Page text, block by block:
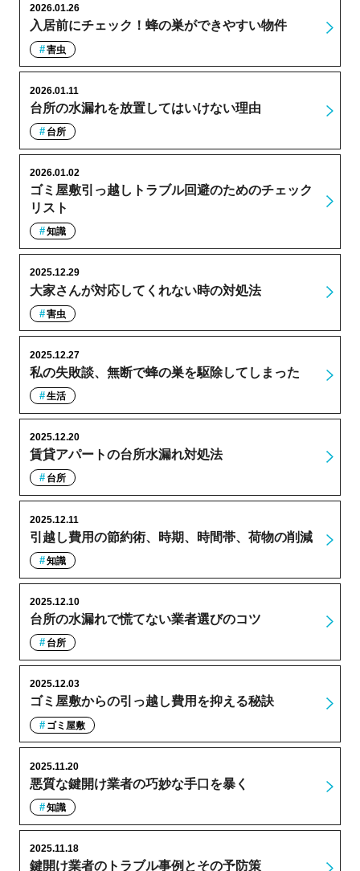
入居前にチェック！蜂の巣ができやすい物件
2026.01.26
害虫
台所の水漏れを放置してはいけない理由
2026.01.11
台所
ゴミ屋敷引っ越しトラブル回避のためのチェック
リスト
2026.01.02
知識
大家さんが対応してくれない時の対処法
2025.12.29
害虫
私の失敗談、無断で蜂の巣を駆除してしまった
2025.12.27
生活
賃貸アパートの台所水漏れ対処法
2025.12.20
台所
引越し費用の節約術、時期、時間帯、荷物の削減
2025.12.11
知識
台所の水漏れで慌てない業者選びのコツ
2025.12.10
台所
ゴミ屋敷からの引っ越し費用を抑える秘訣
2025.12.03
ゴミ屋敷
悪質な鍵開け業者の巧妙な手口を暴く
2025.11.20
知識
鍵開け業者のトラブル事例とその予防策
2025.11.18